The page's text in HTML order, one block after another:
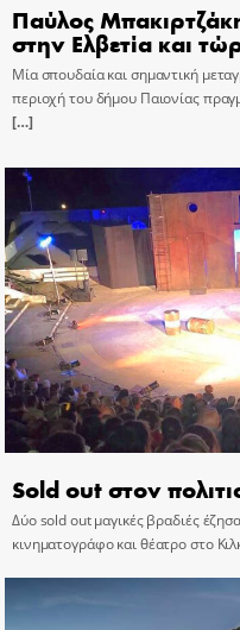
Παύλος
στην Ελβετία και
Μία σπουδαία και σημαντική
περιοχή του δήμου Παιονίας
[…]
Sold out στον
Δύο sold out μαγικές βραδιές
κινηματογράφο και θέατρο στο